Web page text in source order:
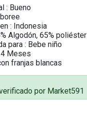
: Bueno
: Indonesia
Algodón, 65% poliéster
para : Bebe niño
Meses
franjas blancas
por Market591